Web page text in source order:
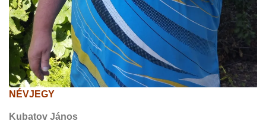
NÉVJEGY
Kubatov János